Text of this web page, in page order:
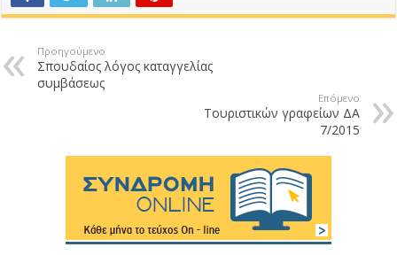
Προηγούμενο
Σπουδαίος λόγος καταγγελίας
συμβάσεως
Επόμενο
Τουριστικών γραφείων ΔΑ
7/2015